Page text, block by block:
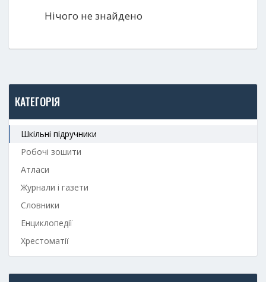
Нічого не знайдено
КАТЕГОРІЯ
Шкільні підручники
Робочі зошити
Атласи
Журнали і газети
Словники
Енциклопедії
Хрестоматії